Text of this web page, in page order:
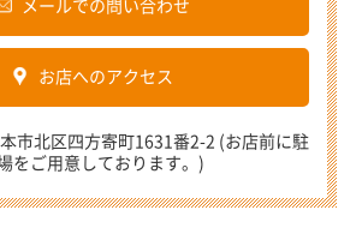
メールでの問い合わせ
お店へのアクセス
市北区四方寄町1631番2-2 (お店前に駐
をご用意しております。)